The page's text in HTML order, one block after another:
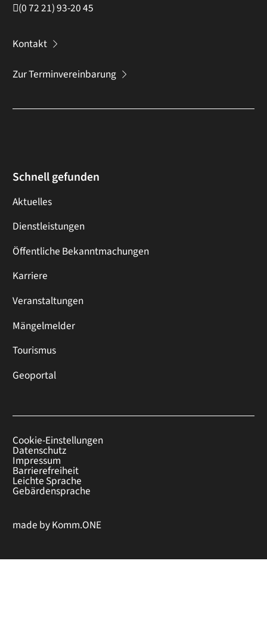
(07221) 93-2045
Kontakt
Zur Terminvereinbarung
Schnell gefunden
Aktuelles
Dienstleistungen
Öffentliche Bekanntmachungen
Karriere
Veranstaltungen
Mängelmelder
Tourismus
Geoportal
Cookie-Einstellungen
Datenschutz
Impressum
Barrierefreiheit
Leichte Sprache
Gebärdensprache
made byKomm.ONE